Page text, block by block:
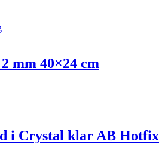
mm 40×24 cm
i Crystal klar AB Hotfix